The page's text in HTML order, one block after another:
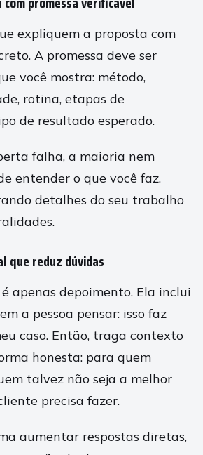
expliquem a proposta com
A promessa deve ser
você mostra: método,
rotina, etapas de
de resultado esperado.
falha, a maioria nem
entender o que você faz.
detalhes do seu trabalho
que reduz dúvidas
apenas depoimento. Ela inclui
a pessoa pensar: isso faz
caso. Então, traga contexto
honesta: para quem
talvez não seja a melhor
precisa fazer.
aumentar respostas diretas,